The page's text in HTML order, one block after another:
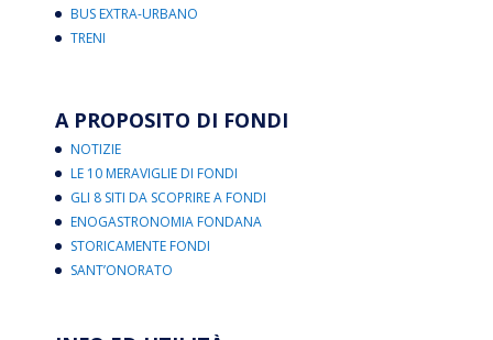
BUS EXTRA-URBANO
TRENI
A PROPOSITO DI FONDI
NOTIZIE
LE 10 MERAVIGLIE DI FONDI
GLI 8 SITI DA SCOPRIRE A FONDI
ENOGASTRONOMIA FONDANA
STORICAMENTE FONDI
SANT’ONORATO